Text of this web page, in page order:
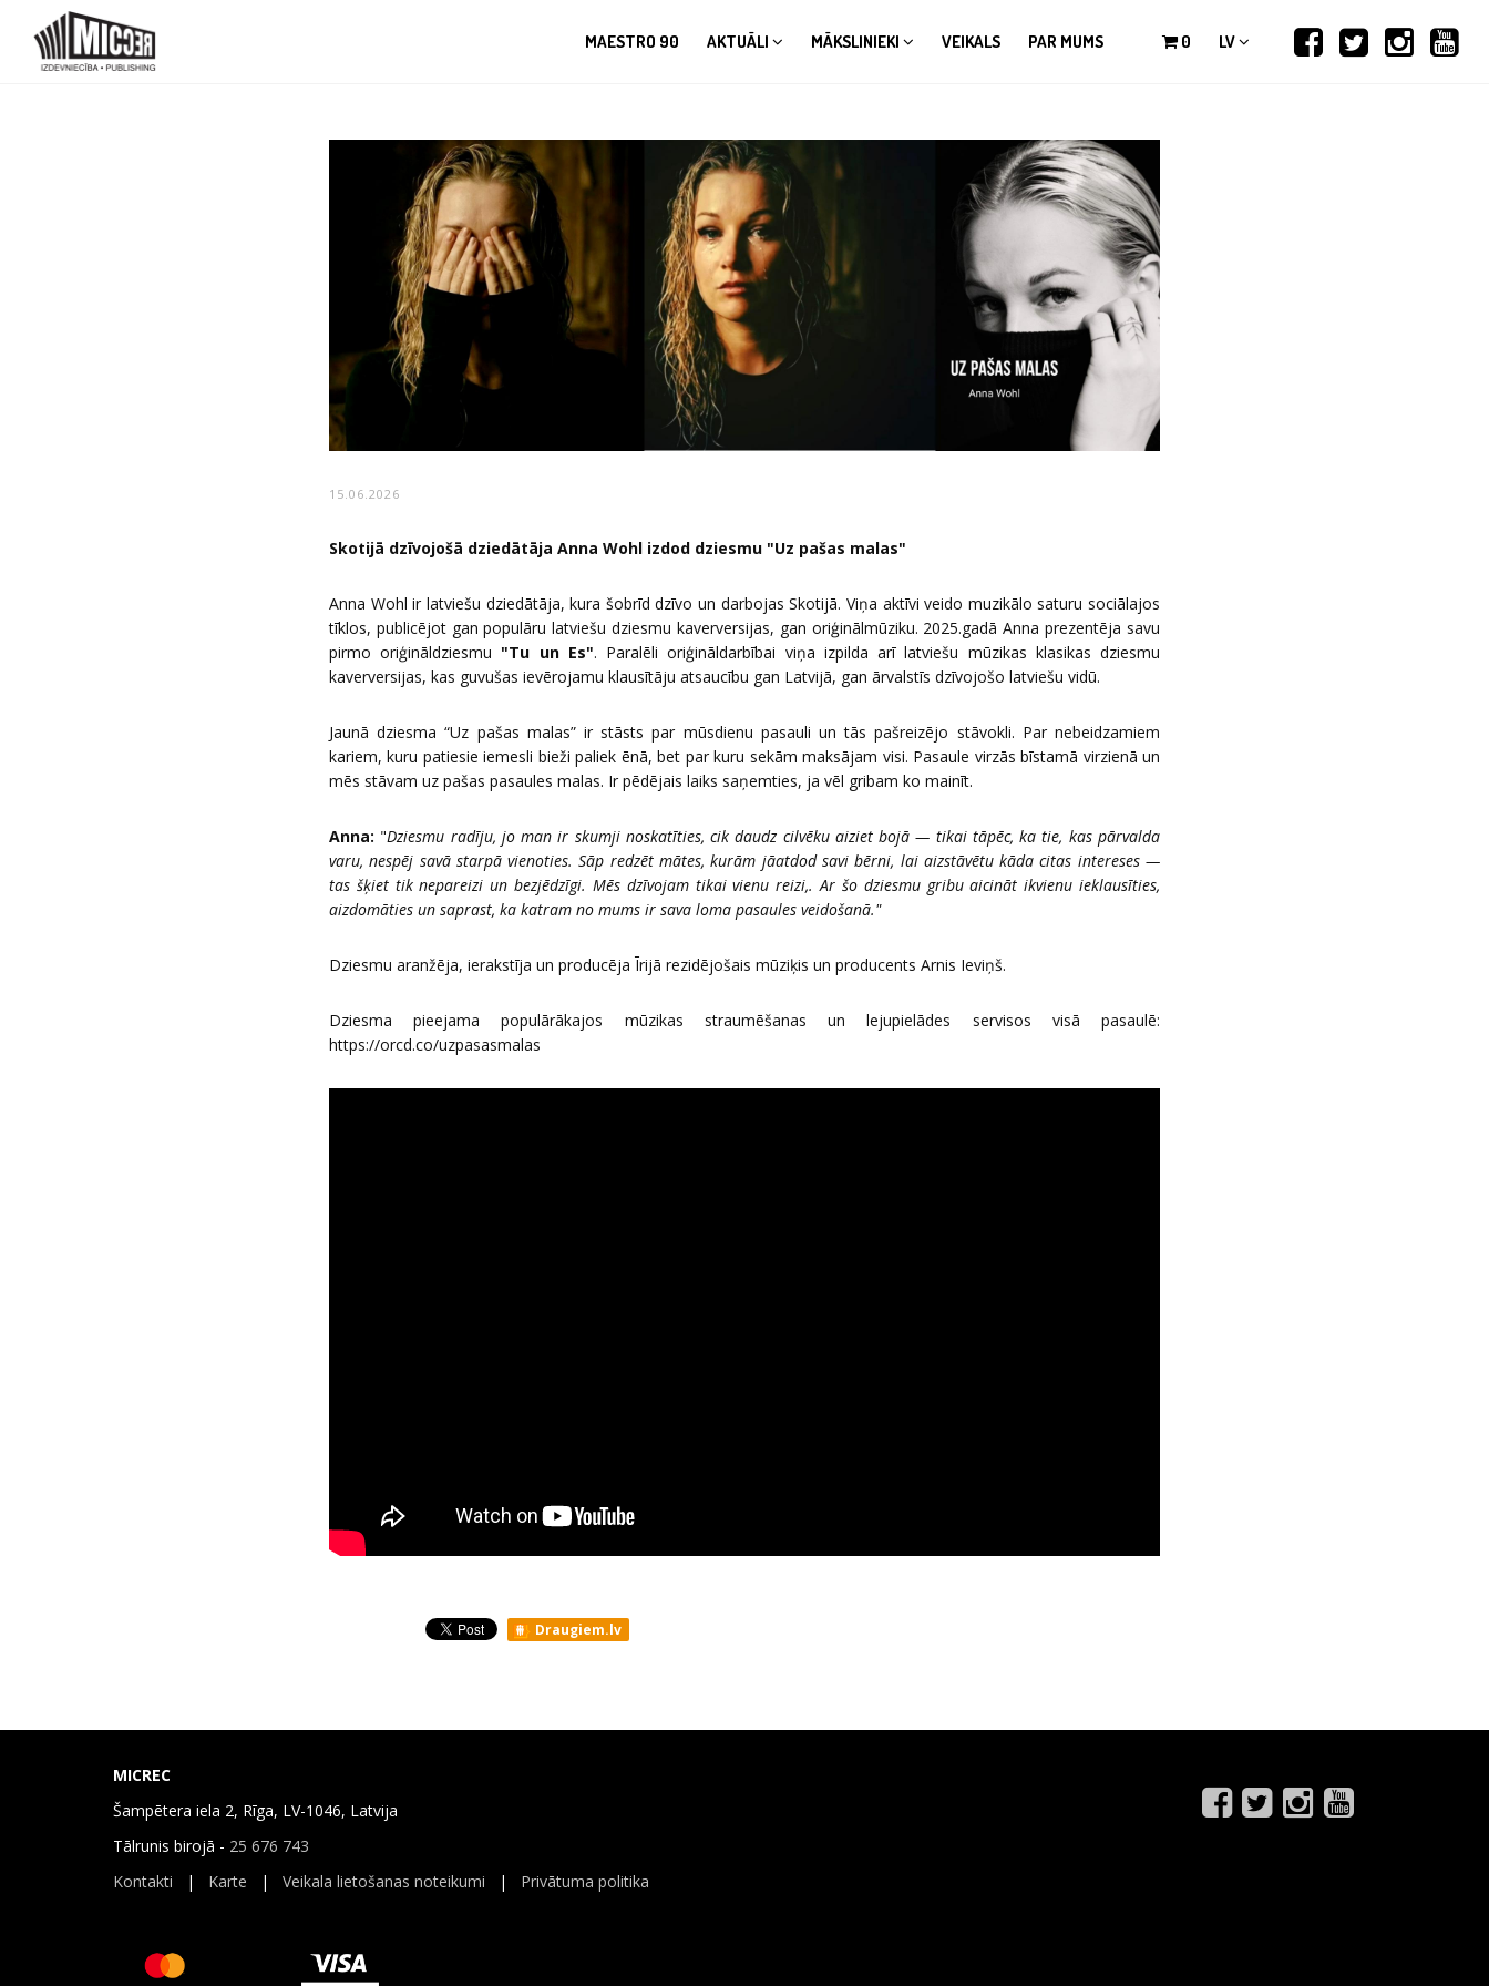
MAESTRO 90 AKTUĀLI MĀKSLINIEKI VEIKALS PAR MUMS 0 LV
15.06.2026
Skotijā dzīvojošā dziedātāja Anna Wohl izdod dziesmu "Uz pašas malas"
Anna Wohl ir latviešu dziedātāja, kura šobrīd dzīvo un darbojas Skotijā. Viņa aktīvi veido muzikālo saturu sociālajos
tīklos, publicējot gan populāru latviešu dziesmu kaverversijas, gan oriģinālmūziku. 2025.gadā Anna prezentēja savu
pirmo oriģināldziesmu "Tu un Es". Paralēli oriģināldarbībai viņa izpilda arī latviešu mūzikas klasikas dziesmu
kaverversijas, kas guvušas ievērojamu klausītāju atsaucību gan Latvijā, gan ārvalstīs dzīvojošo latviešu vidū.
Jaunā dziesma “Uz pašas malas” ir stāsts par mūsdienu pasauli un tās pašreizējo stāvokli. Par nebeidzamiem
kariem, kuru patiesie iemesli bieži paliek ēnā, bet par kuru sekām maksājam visi. Pasaule virzās bīstamā virzienā un
mēs stāvam uz pašas pasaules malas. Ir pēdējais laiks saņemties, ja vēl gribam ko mainīt.
Anna: "Dziesmu radīju, jo man ir skumji noskatīties, cik daudz cilvēku aiziet bojā — tikai tāpēc, ka tie, kas pārvalda
varu, nespēj savā starpā vienoties. Sāp redzēt mātes, kurām jāatdod savi bērni, lai aizstāvētu kāda citas intereses —
tas šķiet tik nepareizi un bezjēdzīgi. Mēs dzīvojam tikai vienu reizi,. Ar šo dziesmu gribu aicināt ikvienu ieklausīties,
aizdomāties un saprast, ka katram no mums ir sava loma pasaules veidošanā."
Dziesmu aranžēja, ierakstīja un producēja Īrijā rezidējošais mūziķis un producents Arnis Ieviņš.
Dziesma pieejama populārākajos mūzikas straumēšanas un lejupielādes servisos visā pasaulē:
https://orcd.co/uzpasasmalas
Draugiem.lv
MICREC
Šampētera iela 2, Rīga, LV-1046, Latvija
Tālrunis birojā - 25 676 743
Kontakti | Karte | Veikala lietošanas noteikumi | Privātuma politika